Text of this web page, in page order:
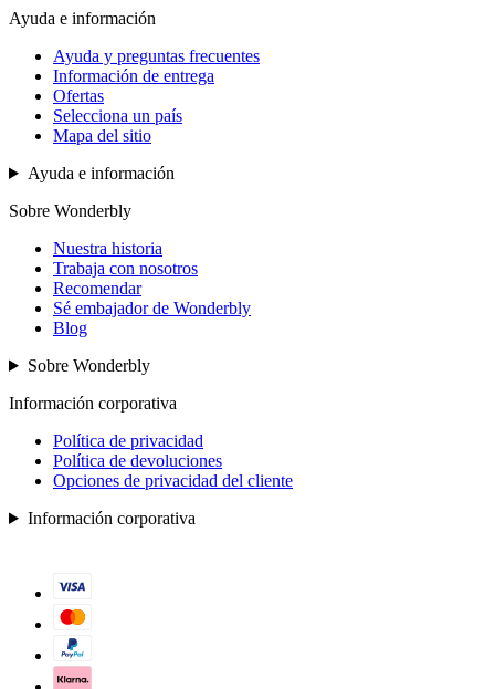
Ayuda e información
Ayuda y preguntas frecuentes
Información de entrega
Ofertas
Selecciona un país
Mapa del sitio
Ayuda e información
Sobre Wonderbly
Nuestra historia
Trabaja con nosotros
Recomendar
Sé embajador de Wonderbly
Blog
Sobre Wonderbly
Información corporativa
Política de privacidad
Política de devoluciones
Opciones de privacidad del cliente
Información corporativa